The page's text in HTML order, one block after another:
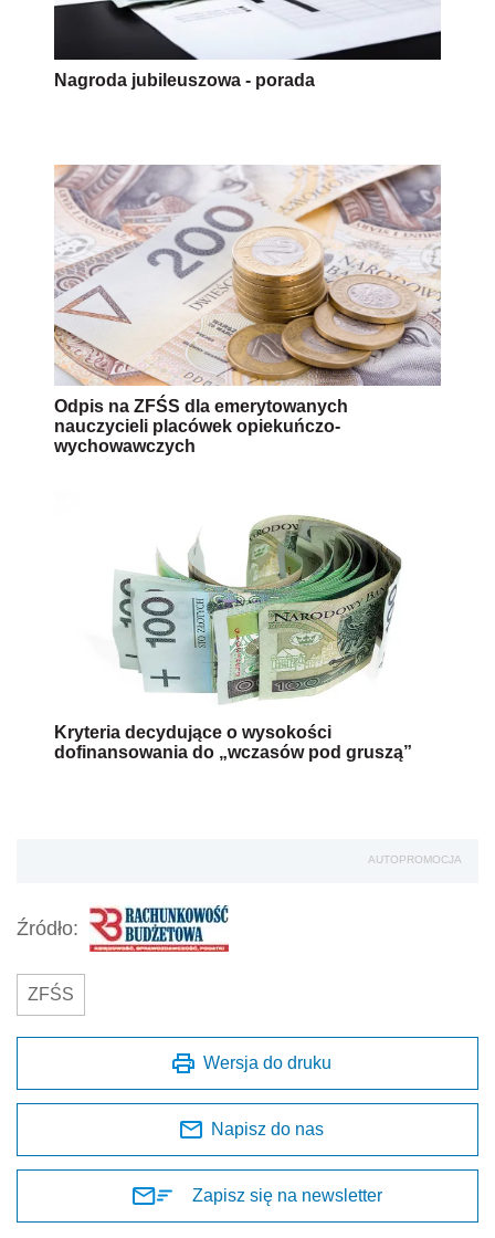
Nagroda jubileuszowa - porada
Odpis na ZFŚS dla emerytowanych
nauczycieli placówek opiekuńczo-
wychowawczych
Kryteria decydujące o wysokości
dofinansowania do „wczasów pod gruszą”
AUTOPROMOCJA
Źródło:
ZFŚS
Wersja do druku
Napisz do nas
Zapisz się na newsletter